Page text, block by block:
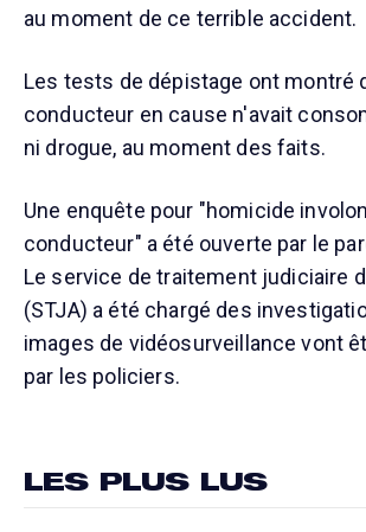
au moment de ce terrible accident.
Les tests de dépistage ont montré
conducteur en cause n'avait
ni drogue, au moment des faits.
Une enquête pour "homicide
conducteur" a été ouverte par le
Le service de traitement judiciaire
(STJA) a été chargé des
images de vidéosurveillance vont
par les policiers.
LES PLUS LUS